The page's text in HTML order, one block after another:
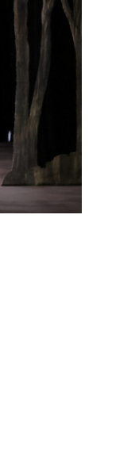
2025春 コンクール出場報